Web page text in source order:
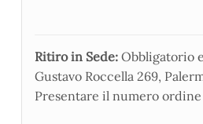
Ritiro in Sede: Obbligatorio
Gustavo Roccella 269,
Presentare il numero